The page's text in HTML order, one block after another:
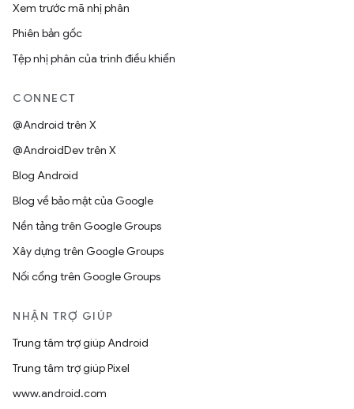
Xem trước mã nhị phân
Phiên bản gốc
Tệp nhị phân của trình điều khiển
CONNECT
@Android trên X
@AndroidDev trên X
Blog Android
Blog về bảo mật của Google
Nền tảng trên Google Groups
Xây dựng trên Google Groups
Nối cổng trên Google Groups
NHẬN TRỢ GIÚP
Trung tâm trợ giúp Android
Trung tâm trợ giúp Pixel
www.android.com